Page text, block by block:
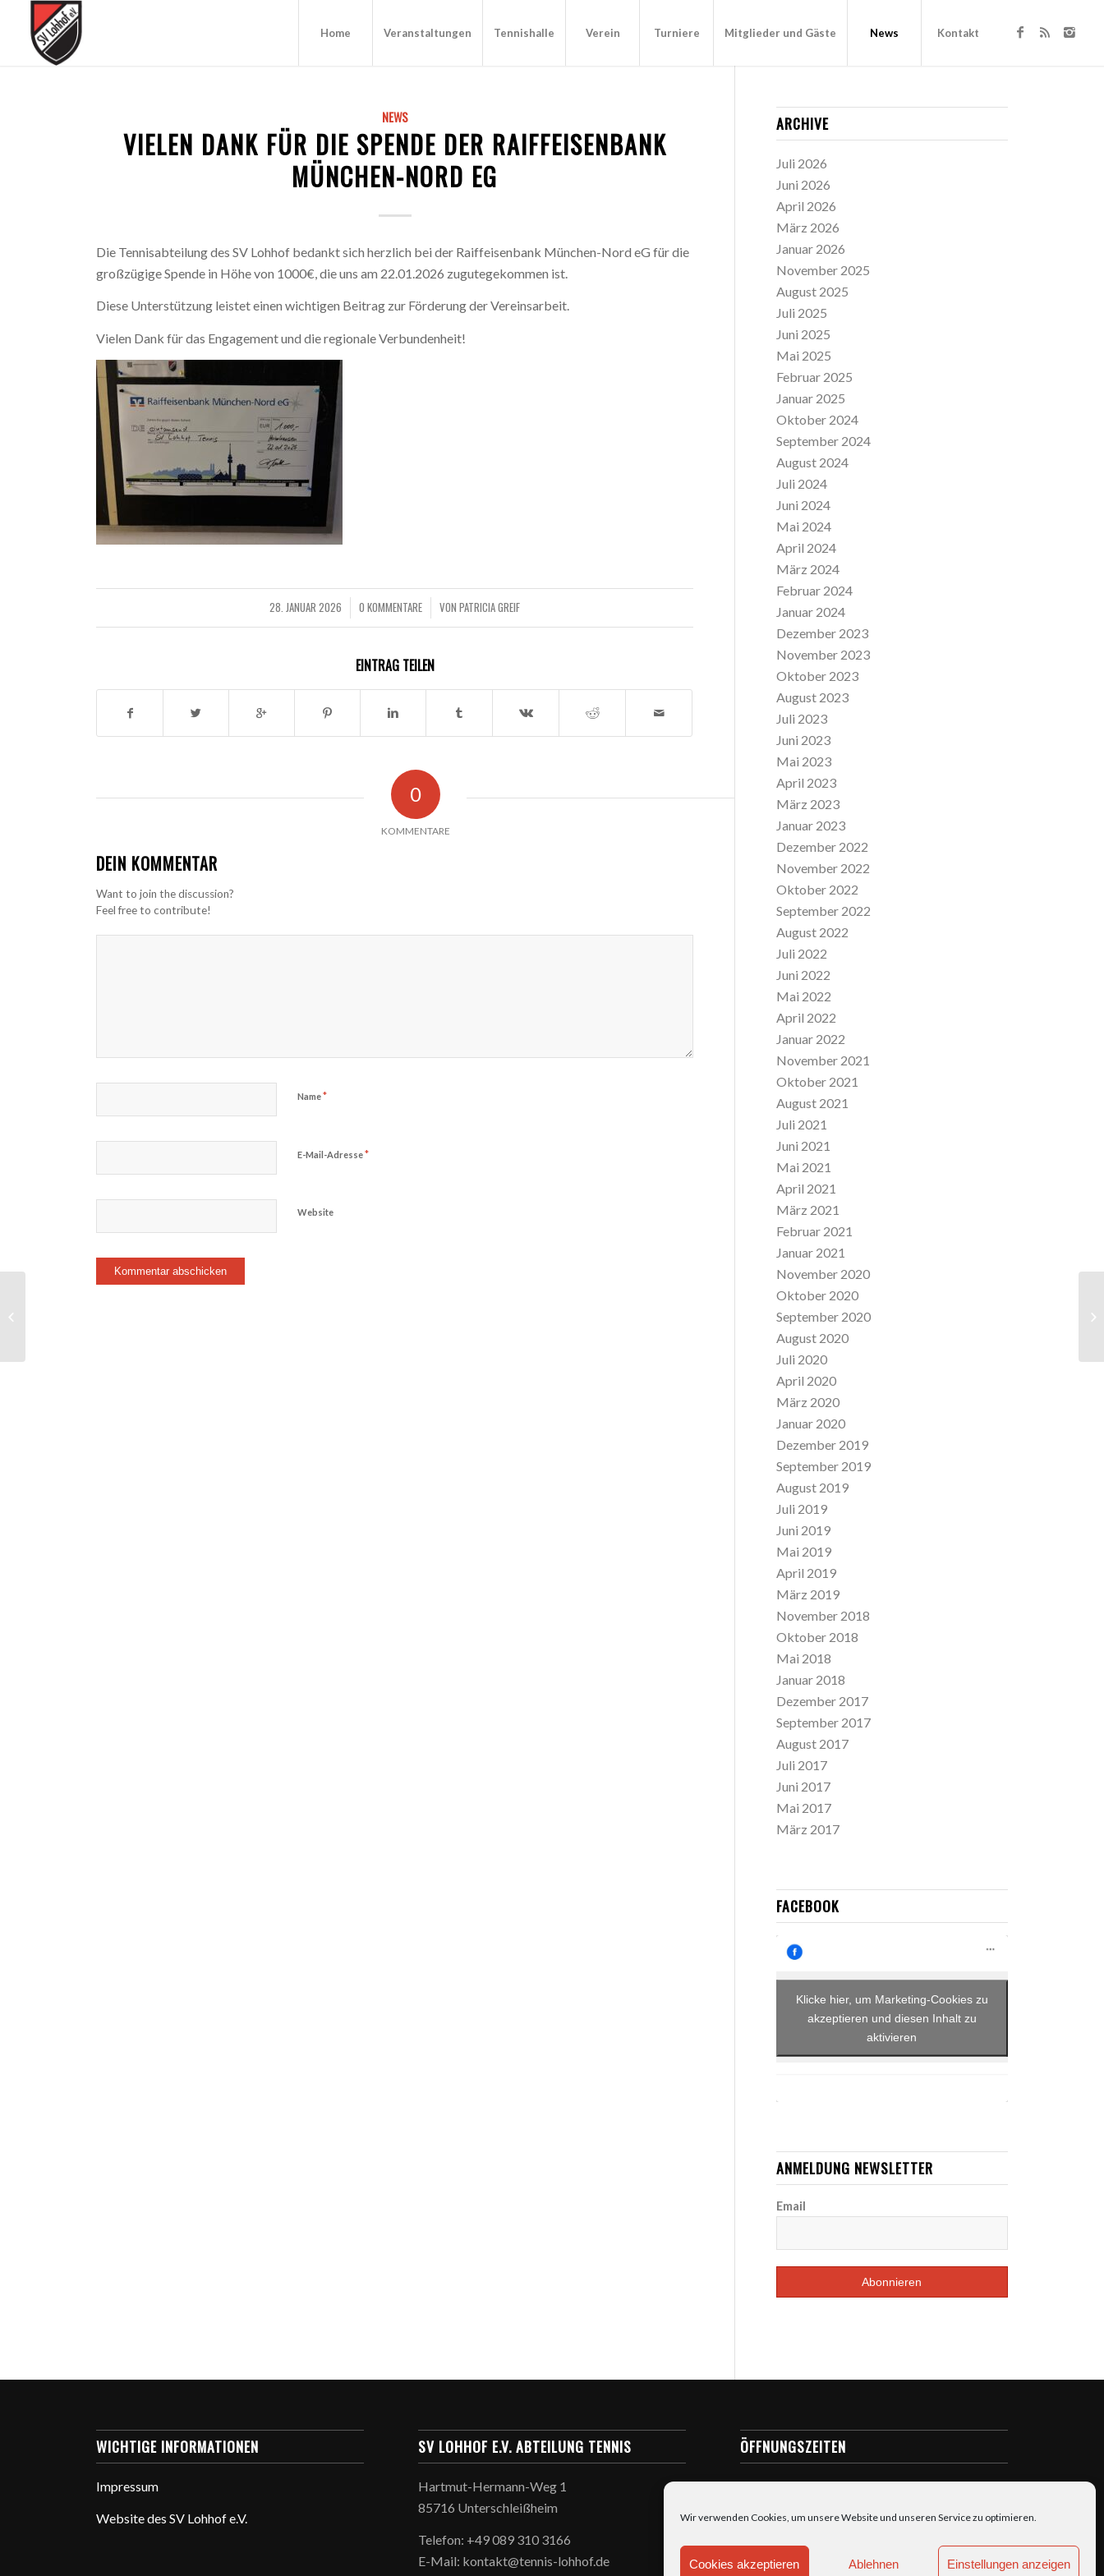
Wir verwenden Cookies, um unsere Website und unseren Service zu optimieren.
Cookies akzeptieren Ablehnen Einstellungen anzeigen
Home Veranstaltungen Tennishalle Verein Turniere Mitglieder und Gäste News Kontakt
NEWS
VIELEN DANK FÜR DIE SPENDE DER RAIFFEISENBANK
MÜNCHEN-NORD EG
Die Tennisabteilung des SV Lohhof bedankt sich herzlich bei der Raiffeisenbank München-Nord eG für die
großzügige Spende in Höhe von 1000€, die uns am 22.01.2026 zugutegekommen ist.
Diese Unterstützung leistet einen wichtigen Beitrag zur Förderung der Vereinsarbeit.
Vielen Dank für das Engagement und die regionale Verbundenheit!
28. JANUAR 2026
/ 0 KOMMENTARE
/ VONPATRICIA GREIF
EINTRAG TEILEN
0
KOMMENTARE
DEIN KOMMENTAR
Want to join the discussion?
Feel free to contribute!
Name*
E-Mail-Adresse*
Website
ARCHIVE
Juli 2026
Juni 2026
April 2026
März 2026
Januar 2026
November 2025
August 2025
Juli 2025
Juni 2025
Mai 2025
Februar 2025
Januar 2025
Oktober 2024
September 2024
August 2024
Juli 2024
Juni 2024
Mai 2024
April 2024
März 2024
Februar 2024
Januar 2024
Dezember 2023
November 2023
Oktober 2023
August 2023
Juli 2023
Juni 2023
Mai 2023
April 2023
März 2023
Januar 2023
Dezember 2022
November 2022
Oktober 2022
September 2022
August 2022
Juli 2022
Juni 2022
Mai 2022
April 2022
Januar 2022
November 2021
Oktober 2021
August 2021
Juli 2021
Juni 2021
Mai 2021
April 2021
März 2021
Februar 2021
Januar 2021
November 2020
Oktober 2020
September 2020
August 2020
Juli 2020
April 2020
März 2020
Januar 2020
Dezember 2019
September 2019
August 2019
Juli 2019
Juni 2019
Mai 2019
April 2019
März 2019
November 2018
Oktober 2018
Mai 2018
Januar 2018
Dezember 2017
September 2017
August 2017
Juli 2017
Juni 2017
Mai 2017
März 2017
FACEBOOK
Klicke hier, um Marketing-Cookies zu
akzeptieren und diesen Inhalt zu
aktivieren
ANMELDUNG NEWSLETTER
Email
WICHTIGE INFORMATIONEN
Impressum
Website des SV Lohhof e.V.
SV LOHHOF E.V. ABTEILUNG TENNIS
Hartmut-Hermann-Weg 1
85716 Unterschleißheim
Telefon: +49 089 310 3166
E-Mail: kontakt@tennis-lohhof.de
ÖFFNUNGSZEITEN
täglich: 7:00-23:00